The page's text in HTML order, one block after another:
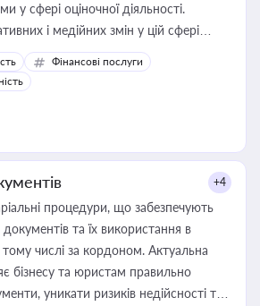
у сфері оціночної діяльності.
і медійних змін у цій сфері
бізнесу, керівника, юриста або
приватизації, оренди
угод і перевірки
діяльності
Фінансові послуги
+4
процедури, що забезпечують
та їх використання в
тому числі за кордоном. Актуальна
бізнесу та юристам правильно
уникати ризиків недійсності та